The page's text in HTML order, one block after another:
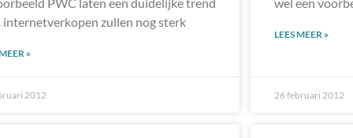
internetverkopen zullen nog sterk
»
2012
LEES MEER »
26 februari 2012